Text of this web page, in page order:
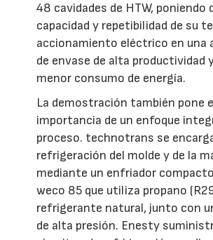
48 cavidades de HTW, poniendo
capacidad y repetibilidad de su
accionamiento eléctrico en una
de envase de alta productividad
menor consumo de energía.
La demostración también pone
importancia de un enfoque
proceso. technotrans se
refrigeración del molde y de la
mediante un enfriador
weco 85 que utiliza propano
refrigerante natural, junto con
de alta presión. Enesty